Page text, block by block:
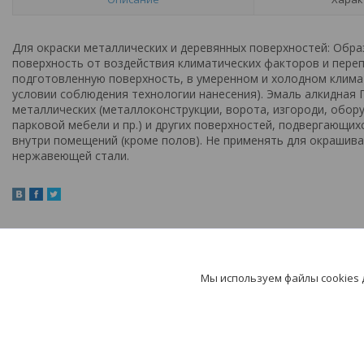
Для окраски металлических и деревянных поверхностей:
поверхность от воздействия климатических факторов и
подготовленную поверхность, в умеренном и холодном
условии соблюдения технологии нанесения). Эмаль
металлических (металлоконструкции, ворота, изгороди,
парковой мебели и пр.) и других поверхностей,
внутри помещений (кроме полов). Не применять для
нержавеющей стали.
Мы используем файлы cookies